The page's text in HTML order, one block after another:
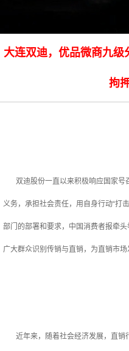
大连双迪，优品微商九
拘
双迪股份一直以来积极响应国家号
义务，承担社会责任，用自身行动“打
部门的部署和要求，中国消费者报牵
广大群众识别传销与直销，为直销市场
近年来，随着社会经济发展，直销